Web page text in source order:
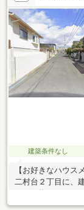
建築条件なし
【お好きなハウス
二村台２丁目に、
地渡しのため、お